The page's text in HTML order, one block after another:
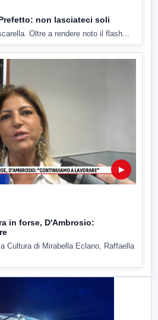
non lasciateci soli
Oltre a rendere noto il flash...
▶
in forse, D'Ambrosio:
Cultura di Mirabella Eclano, Raffaella